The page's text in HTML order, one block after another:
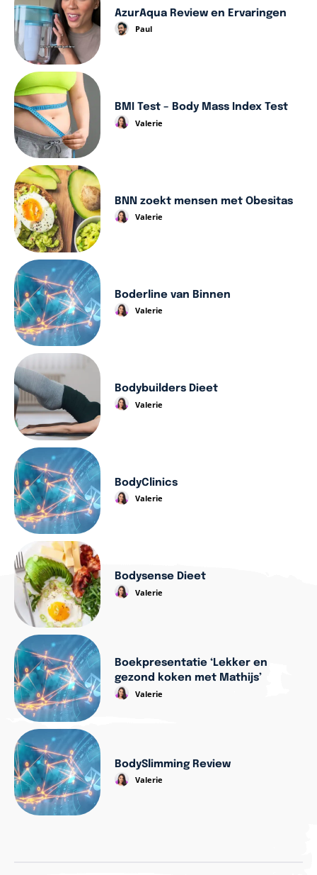
AzurAqua Review en Ervaringen
Paul
BMI Test – Body Mass Index Test
Valerie
BNN zoekt mensen met Obesitas
Valerie
Boderline van Binnen
Valerie
Bodybuilders Dieet
Valerie
BodyClinics
Valerie
Bodysense Dieet
Valerie
Boekpresentatie ‘Lekker en
gezond koken met Mathijs’
Valerie
BodySlimming Review
Valerie